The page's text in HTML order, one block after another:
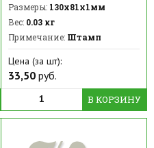
Размеры:130х81х1мм
Вес:0.03 кг
Примечание:Штамп
Цена (за шт):
33,50руб.
В КОРЗИНУ